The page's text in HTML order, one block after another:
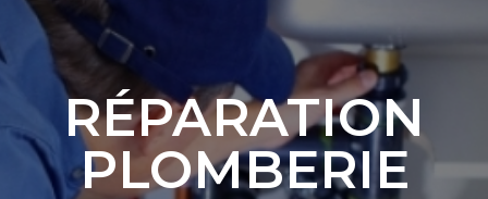
RÉPARATION
PLOMBERIE